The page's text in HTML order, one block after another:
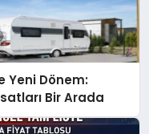
Yeni Dönem:
Bir Arada